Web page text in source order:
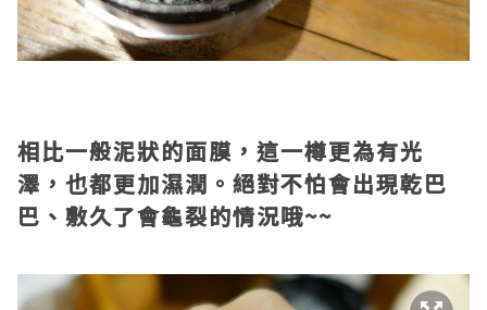
相比一般泥狀的面膜，這一樽更為有光
澤，也都更加濕潤。絕對不怕會出現乾巴
巴、敷久了會龜裂的情況哦~~